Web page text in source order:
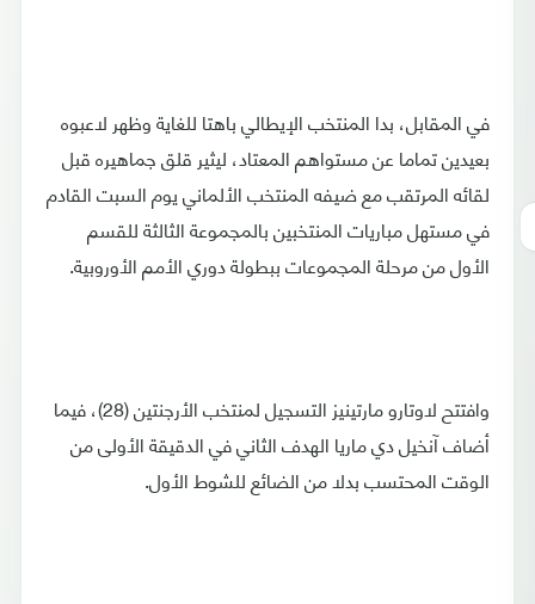
في المقابل، بدا المنتخب الإيطالي باهتا للغاية وظهر لاعبوه
بعيدين تماما عن مستواهم المعتاد، ليثير قلق جماهيره قبل
لقائه المرتقب مع ضيفه المنتخب الألماني يوم السبت القادم
في مستهل مباريات المنتخبين بالمجموعة الثالثة للقسم
الأول من مرحلة المجموعات ببطولة دوري الأمم الأوروبية.
وافتتح لاوتارو مارتينيز التسجيل لمنتخب الأرجنتين (28)، فيما
أضاف آنخيل دي ماريا الهدف الثاني في الدقيقة الأولى من
الوقت المحتسب بدلا من الضائع للشوط الأول.